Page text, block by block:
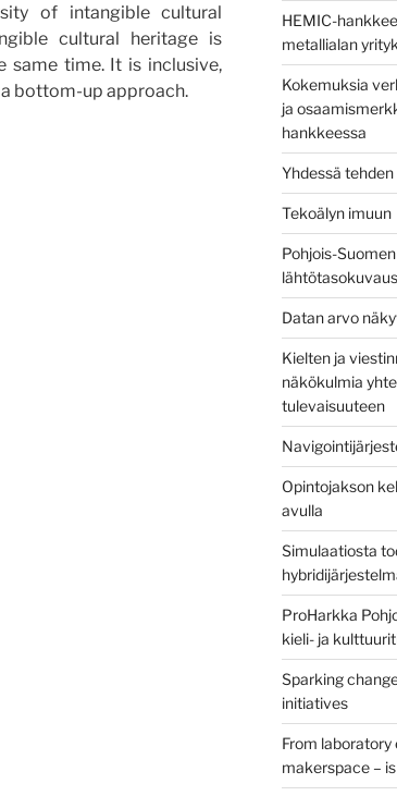
of intangible cultural
cultural heritage is
same time. It is inclusive,
bottom-up approach.
HEMIC-
metallialan
Kokemuksia
ja
hankkeessa
Yhdessä
Tekoälyn imuun
Pohjois-
lähtötasokuvaus
Datan arvo
Kielten ja
näkökulmia
tulevaisuuteen
Opintojakson
avulla
Simulaatiosta
ProHarkka
kieli- ja
Sparking
initiatives
From
makerspace –